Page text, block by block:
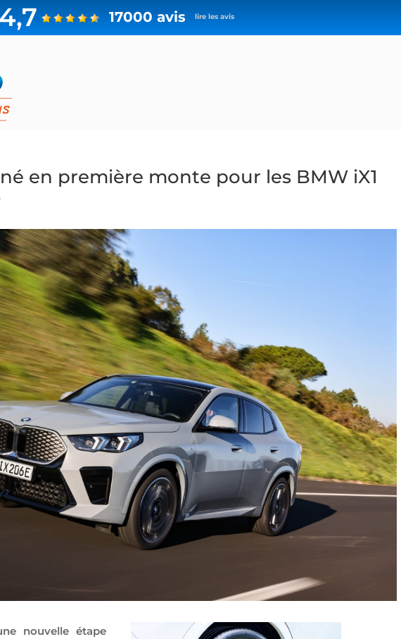
17000 avis lire les avis
en première monte pour les BMW iX1
nouvelle étape